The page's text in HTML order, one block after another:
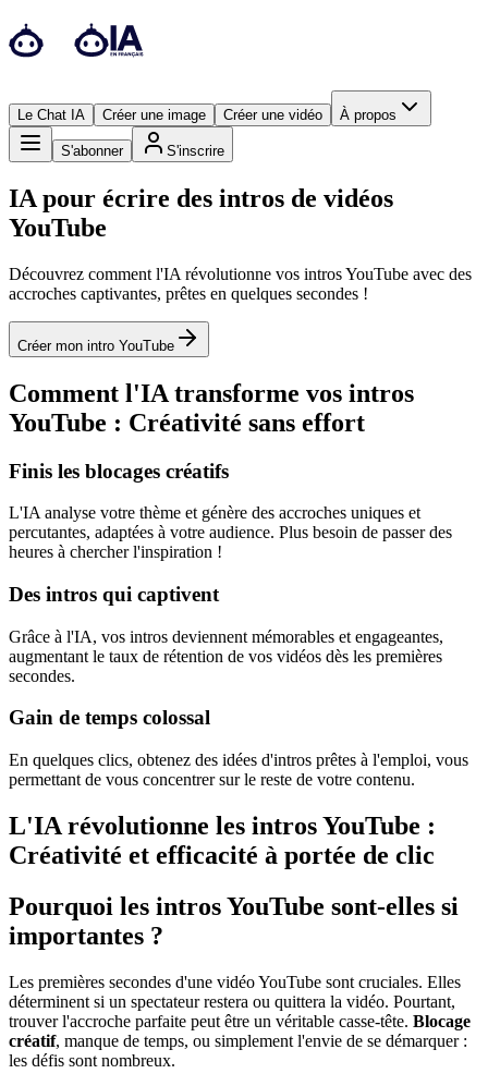
Le Chat IA Créer une image Créer une vidéo À propos
S'abonner S'inscrire
IA pour écrire des intros de vidéos
YouTube
Découvrez comment l'IA révolutionne vos intros YouTube avec des
accroches captivantes, prêtes en quelques secondes !
Créer mon intro YouTube
Comment l'IA transforme vos intros
YouTube : Créativité sans effort
Finis les blocages créatifs
L'IA analyse votre thème et génère des accroches uniques et
percutantes, adaptées à votre audience. Plus besoin de passer des
heures à chercher l'inspiration !
Des intros qui captivent
Grâce à l'IA, vos intros deviennent mémorables et engageantes,
augmentant le taux de rétention de vos vidéos dès les premières
secondes.
Gain de temps colossal
En quelques clics, obtenez des idées d'intros prêtes à l'emploi, vous
permettant de vous concentrer sur le reste de votre contenu.
L'IA révolutionne les intros YouTube :
Créativité et efficacité à portée de clic
Pourquoi les intros YouTube sont-elles si
importantes ?
Les premières secondes d'une vidéo YouTube sont cruciales. Elles
déterminent si un spectateur restera ou quittera la vidéo. Pourtant,
trouver l'accroche parfaite peut être un véritable casse-tête. Blocage
créatif, manque de temps, ou simplement l'envie de se démarquer :
les défis sont nombreux.